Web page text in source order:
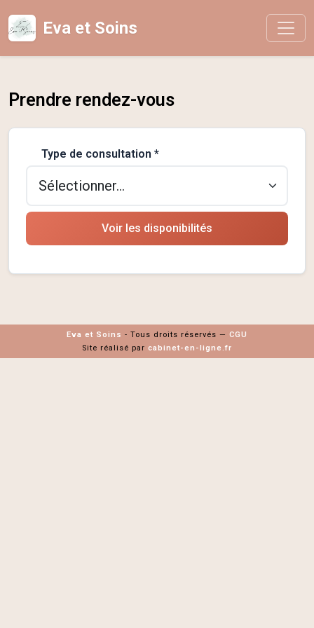
Eva et Soins
Prendre rendez-vous
Type de consultation *
Voir les disponibilités
Eva et Soins - Tous droits réservés — CGU
Site réalisé par cabinet-en-ligne.fr